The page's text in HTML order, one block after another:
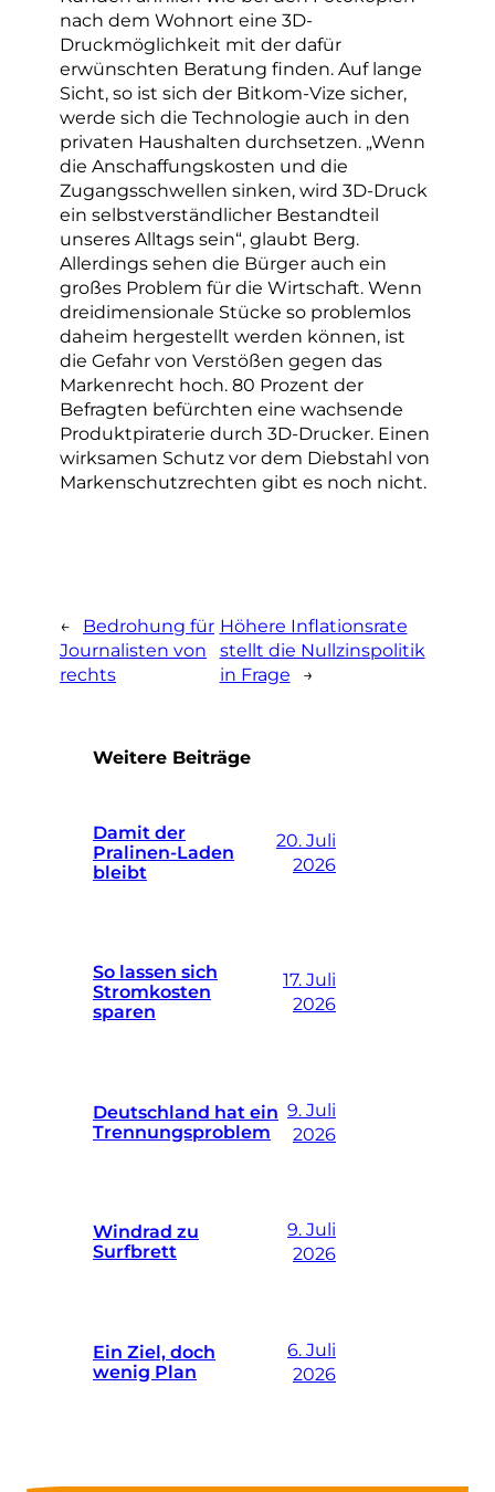
nach dem Wohnort eine 3D-
Druckmöglichkeit mit der dafür
erwünschten Beratung finden. Auf lange
Sicht, so ist sich der Bitkom-Vize sicher,
werde sich die Technologie auch in den
privaten Haushalten durchsetzen. „Wenn
die Anschaffungskosten und die
Zugangsschwellen sinken, wird 3D-Druck
ein selbstverständlicher Bestandteil
unseres Alltags sein“, glaubt Berg.
Allerdings sehen die Bürger auch ein
großes Problem für die Wirtschaft. Wenn
dreidimensionale Stücke so problemlos
daheim hergestellt werden können, ist
die Gefahr von Verstößen gegen das
Markenrecht hoch. 80 Prozent der
Befragten befürchten eine wachsende
Produktpiraterie durch 3D-Drucker. Einen
wirksamen Schutz vor dem Diebstahl von
Markenschutzrechten gibt es noch nicht.
←
Bedrohung für
Journalisten von
rechts
Höhere Inflationsrate
stellt die Nullzinspolitik
in Frage
→
Weitere Beiträge
Damit der
Pralinen-Laden
bleibt
20. Juli
2026
So lassen sich
Stromkosten
sparen
17. Juli
2026
Deutschland hat ein
Trennungsproblem
9. Juli
2026
Windrad zu
Surfbrett
9. Juli
2026
Ein Ziel, doch
wenig Plan
6. Juli
2026